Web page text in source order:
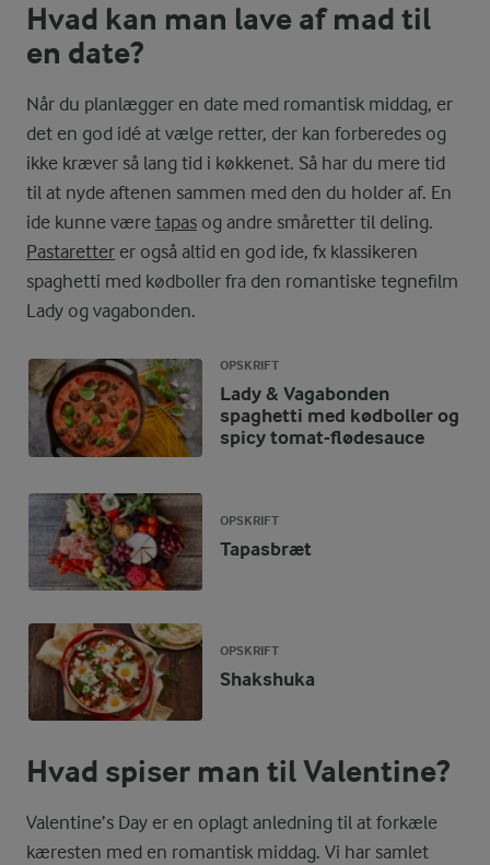
Hvad kan man lave af mad til
en date?
Når du planlægger en date med romantisk middag, er
det en god idé at vælge retter, der kan forberedes og
ikke kræver så lang tid i køkkenet. Så har du mere tid
til at nyde aftenen sammen med den du holder af. En
ide kunne være tapas og andre småretter til deling.
Pastaretter er også altid en god ide, fx klassikeren
spaghetti med kødboller fra den romantiske tegnefilm
Lady og vagabonden.
OPSKRIFT
Lady & Vagabonden
spaghetti med kødboller og
spicy tomat-flødesauce
OPSKRIFT
Tapasbræt
OPSKRIFT
Shakshuka
Hvad spiser man til Valentine?
Valentine’s Day er en oplagt anledning til at forkæle
kæresten med en romantisk middag. Vi har samlet